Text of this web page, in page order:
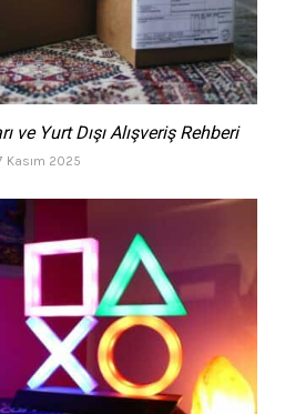
ve Yurt Dışı Alışveriş Rehberi
Kasım 2025